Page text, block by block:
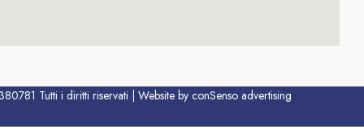
Tutti i diritti riservati | Website by conSenso advertising